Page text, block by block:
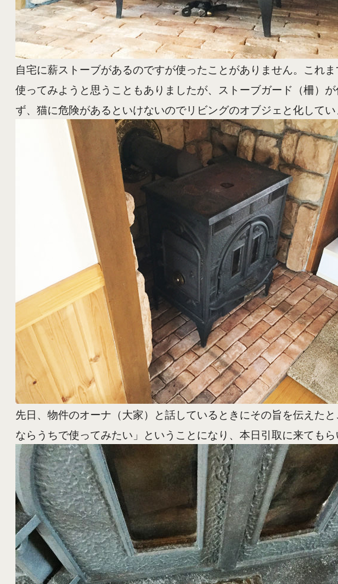
自宅に薪ストーブがあるのですが使ったことがありません。これ
使ってみようと思うこともありましたが、ストーブガード（柵）
ず、猫に危険があるといけないのでリビングのオブジェと化して
先日、物件のオーナ（大家）と話しているときにその旨を伝えた
ならうちで使ってみたい」ということになり、本日引取に来ても